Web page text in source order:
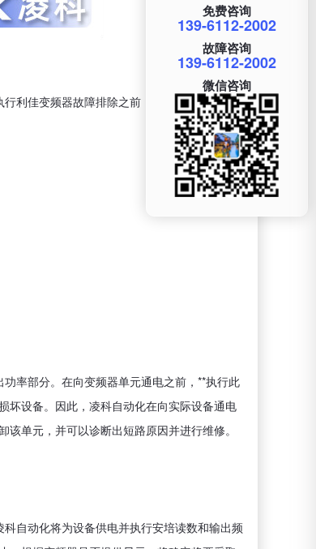
利佳变频器故障排除之前，合格的技术人员应
率部分。在向变频器单元通电之前，**执行此
设备。 因此，凌科自动化在向实际设备通电
单元，并可以诊断出短路原因并进行维修。
自动化将为设备供电并执行安培读数和输出频
免费咨询
139-6112-2002
故障咨询
139-6112-2002
微信咨询